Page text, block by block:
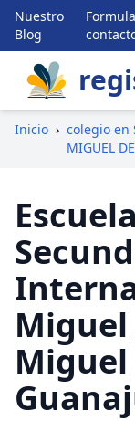
Nuestro
Blog
Inicio › colegio en
MIGUEL
Miguel
Miguel